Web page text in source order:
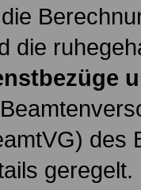
die
des
geregelt.